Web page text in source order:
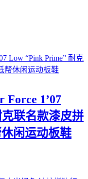
Force 1’07
联名款漆皮拼
闲运动板鞋